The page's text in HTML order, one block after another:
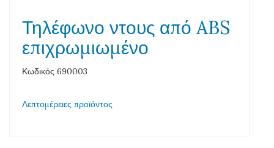
Τηλέφωνο ντους από ABS
επιχρωμιωμένο
Κωδικός 690003
Λεπτομέρειες προϊόντος